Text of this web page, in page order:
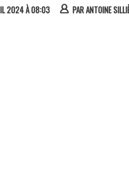
2024 À 08:03 PARANTOINE